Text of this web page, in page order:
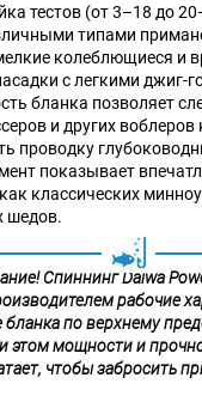
тестов (от 3–18 до
типами
колеблющиеся и
с легкими джиг-
бланка позволяет
и других воблеров
проводку
показывает
классических
шедов.
Спиннинг Daiwa
рабочие
бланка по верхнему
этом мощности и
чтобы забросить